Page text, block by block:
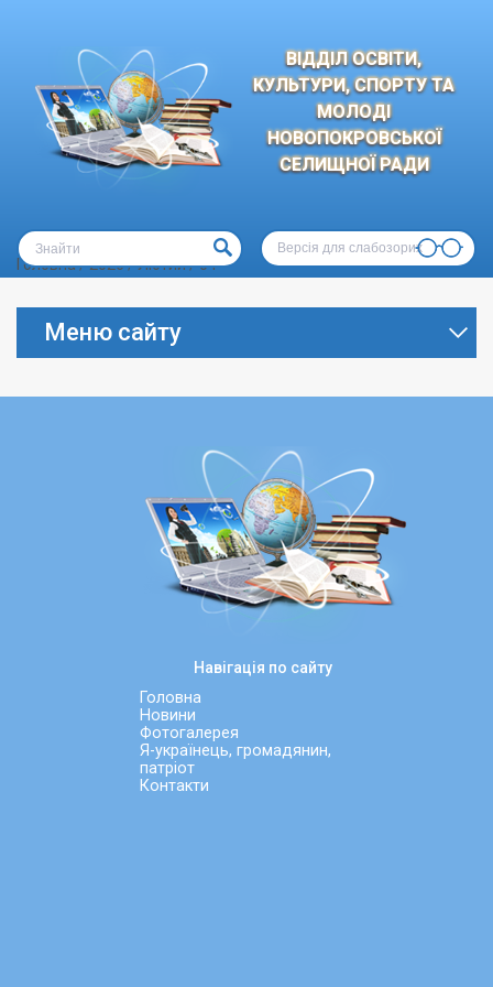
ВІДДІЛ ОСВІТИ,
КУЛЬТУРИ, СПОРТУ ТА
МОЛОДІ
НОВОПОКРОВСЬКОЇ
СЕЛИЩНОЇ РАДИ
Версія для слабозорих
Головна/2026/Лютий/04
Меню сайту
Навігація по сайту
Головна
Новини
Фотогалерея
Я-українець, громадянин,
патріот
Контакти